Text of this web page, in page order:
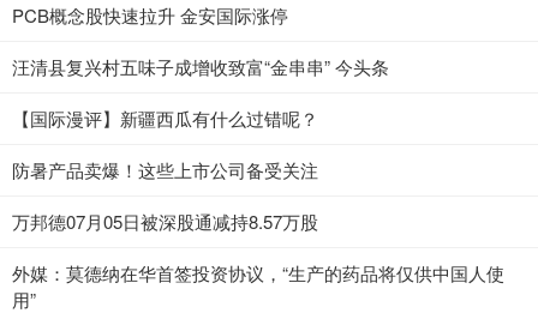
PCB概念股快速拉升 金安国际涨停
汪清县复兴村五味子成增收致富“金串串” 今头条
【国际漫评】新疆西瓜有什么过错呢？
防暑产品卖爆！这些上市公司备受关注
万邦德07月05日被深股通减持8.57万股
外媒：莫德纳在华首签投资协议，“生产的药品将仅供中国人使
用”